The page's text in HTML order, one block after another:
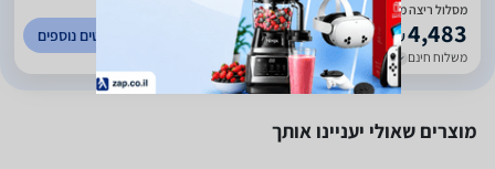
מסלול ריצה מתקפל שיפוע חשמלי 8 כ''ס KT520 מבית KETTLER *תצוגה*
₪4,483
משלוח חינם עד 4 ימי עסקים
לפרטים נוספים
מוצרים שאולי יעניינו אותך